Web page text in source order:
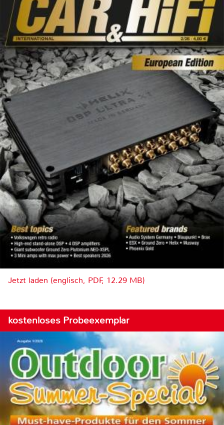
Jetzt laden (englisch, PDF, 12.29 MB)
kostenloses Probeexemplar